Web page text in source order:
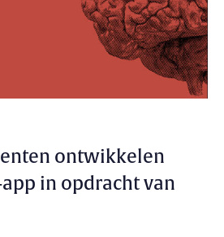
ontwikkelen
in opdracht van